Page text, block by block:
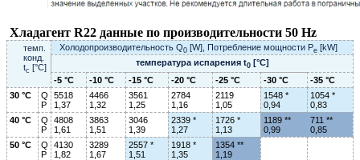
Хладагент R22 данные по производительности 50 Hz
темп.
конд.
tc [°C]
Холодопроизводительность Q0 [W], Потребление мощности Pe [kW]
температура испарения t0[°C]
-5 °C
-10 °C -15 °C -20 °C -25 °C -30 °C
-35 °C
30 °C
Q
P
5518
1,37
4466
1,32
3561
1,25
2784
1,16
2119
1,05
1548 *
0,94
1054 *
0,83
40 °C
Q
P
4808
1,61
3863
1,51
3046
1,39
2339 *
1,27
1726 *
1,13
1189 **
0,99
711 **
0,85
50 °C
Q
P
4130
1,82
3289
1,67
2557 *
1,51
1918 *
1,35
1354 **
1,19